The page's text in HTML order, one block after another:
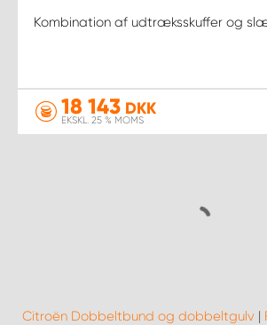
Kombination af udtræksskuffer og
18 143 DKK
EKSKL. 25 % MOMS
Citroën Dobbeltbund og dobbeltgulv |